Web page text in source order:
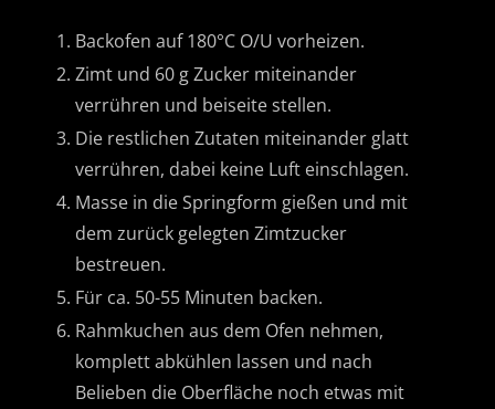
Backofen auf 180°C O/U vorheizen.
Zimt und 60 g Zucker miteinander
verrühren und beiseite stellen.
Die restlichen Zutaten miteinander glatt
verrühren, dabei keine Luft einschlagen.
Masse in die Springform gießen und mit
dem zurück gelegten Zimtzucker
bestreuen.
Für ca. 50-55 Minuten backen.
Rahmkuchen aus dem Ofen nehmen,
komplett abkühlen lassen und nach
Belieben die Oberfläche noch etwas mit